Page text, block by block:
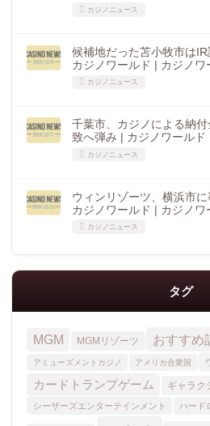
カジノニュース
候補地だった苫小牧市は
カジノワールド | カジノワ
カジノニュース
千葉市、カジノによる納
致へ弾み | カジノワールド
カジノニュース
ウィンリゾーツ、横浜市
カジノワールド | カジノワ
カジノニュース
タグ